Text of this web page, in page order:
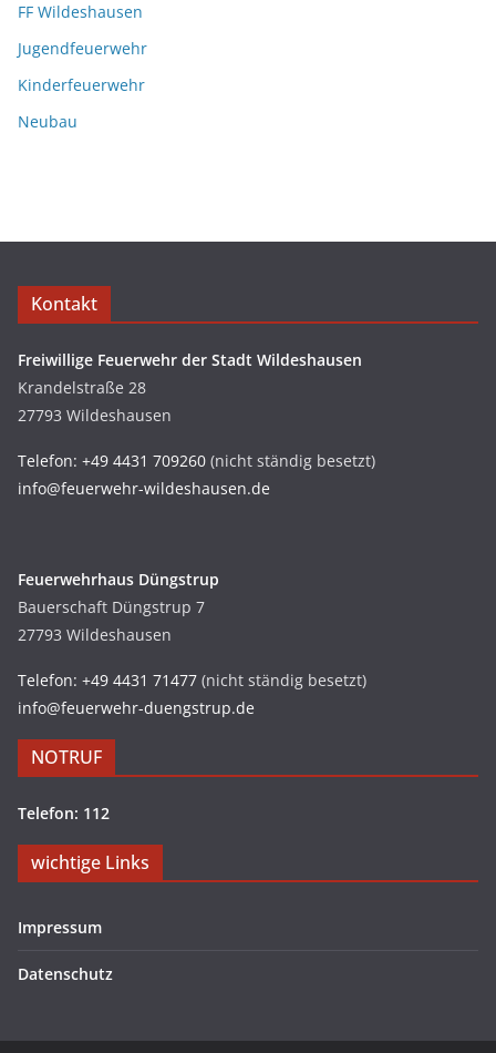
FF Wildeshausen
Jugendfeuerwehr
Kinderfeuerwehr
Neubau
Kontakt
Freiwillige Feuerwehr der Stadt Wildeshausen
Krandelstraße 28
27793 Wildeshausen
Telefon: +49 4431 709260 (nicht ständig besetzt)
info@feuerwehr-wildeshausen.de
Feuerwehrhaus Düngstrup
Bauerschaft Düngstrup 7
27793 Wildeshausen
Telefon: +49 4431 71477 (nicht ständig besetzt)
info@feuerwehr-duengstrup.de
NOTRUF
Telefon: 112
wichtige Links
Impressum
Datenschutz